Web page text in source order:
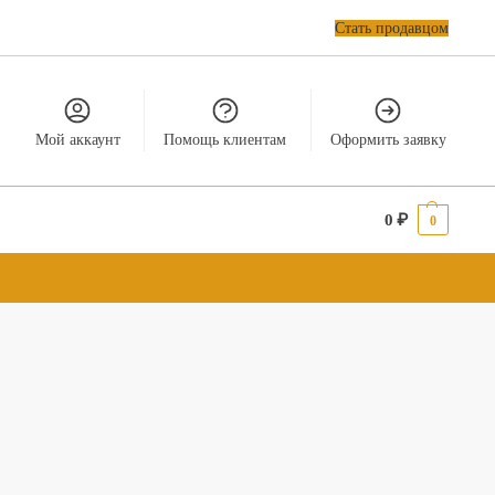
Стать продавцом
Мой аккаунт Помощь клиентам Оформить заявку
0₽ 0